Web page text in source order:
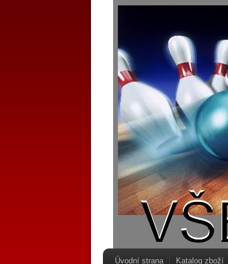
Úvodní strana Katalog zboží